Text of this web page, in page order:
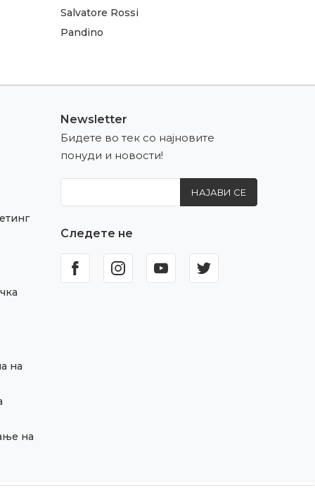
Salvatore Rossi
Pandino
на
на
Newsletter
Бидете во тек со најновите
понуди и новости!
НАЈАВИ СЕ
Следете не